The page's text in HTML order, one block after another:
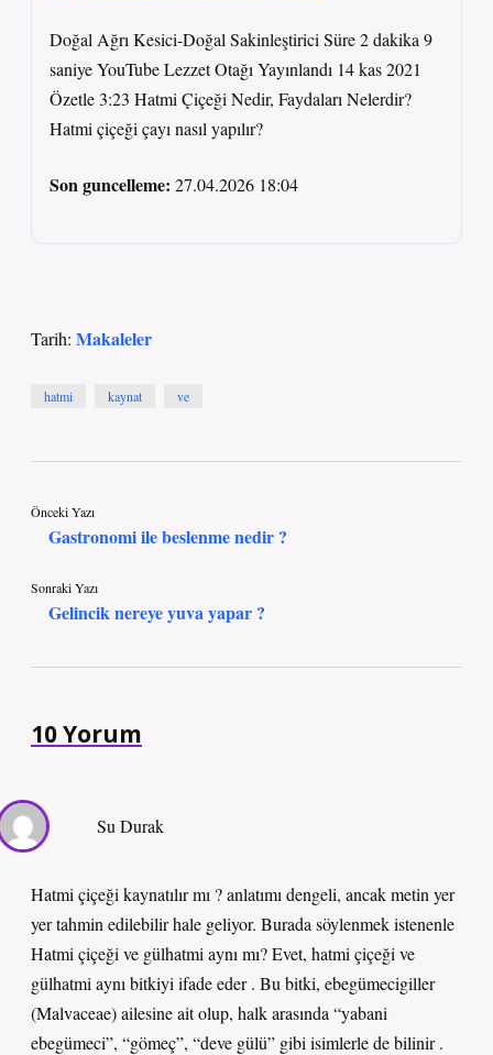
Doğal Ağrı Kesici-Doğal Sakinleştirici Süre 2 dakika 9
saniye YouTube Lezzet Otağı Yayınlandı 14 kas 2021
Özetle 3:23 Hatmi Çiçeği Nedir, Faydaları Nelerdir?
Hatmi çiçeği çayı nasıl yapılır?
Son guncelleme: 27.04.2026 18:04
Tarih: Makaleler
hatmi kaynat ve
Önceki Yazı
Gastronomi ile beslenme nedir ?
Sonraki Yazı
Gelincik nereye yuva yapar ?
10 Yorum
Su Durak
Hatmi çiçeği kaynatılır mı ? anlatımı dengeli, ancak metin yer
yer tahmin edilebilir hale geliyor. Burada söylenmek istenenle
Hatmi çiçeği ve gülhatmi aynı mı? Evet, hatmi çiçeği ve
gülhatmi aynı bitkiyi ifade eder . Bu bitki, ebegümecigiller
(Malvaceae) ailesine ait olup, halk arasında “yabani
ebegümeci”, “gömeç”, “deve gülü” gibi isimlerle de bilinir .